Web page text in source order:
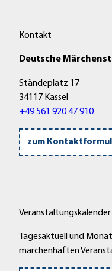
Kontakt
Deutsche
Ständeplatz 17
34117 Kassel
+49 561 920 47 910
zum
Veranstaltungskalender
Tagesaktuell und
märchenhaften